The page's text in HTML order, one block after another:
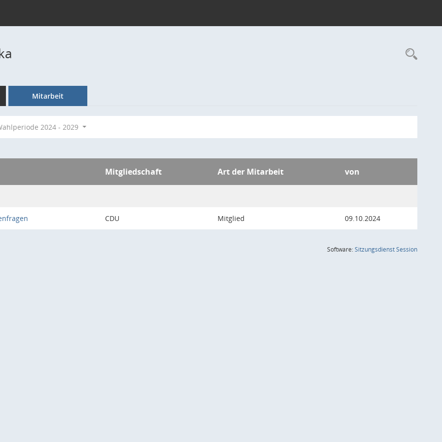
Mitarbeit
2024 - 2029
Mitgliedschaft Art der Mitarbeit von
CDU Mitglied 09.10.2024
Software:SitzungsdienstSession(Wird in